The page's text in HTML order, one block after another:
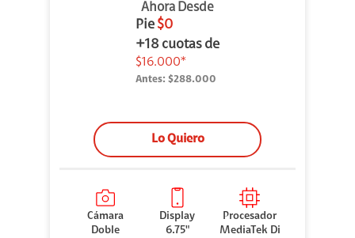
Ahora Desde
Pie $0
+18 cuotas de
$16.000*
Antes: $288.000
Lo Quiero
Cámara
Doble
Display
6.75"
Procesador
MediaTek Di